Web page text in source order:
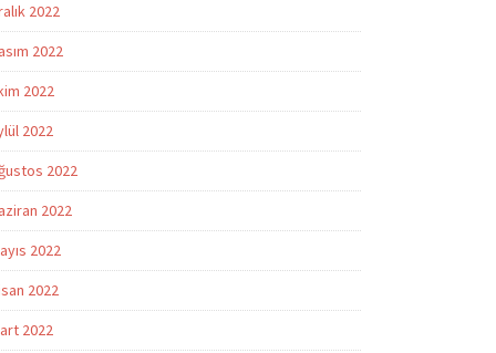
2022
2022
2022
2022
2022
2022
2022
2022
2022